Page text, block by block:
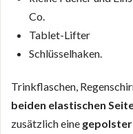
Co.
Tablet-Lifter
Schlüsselhaken.
Trinkflaschen,
beiden elastischen
zusätzlich eine